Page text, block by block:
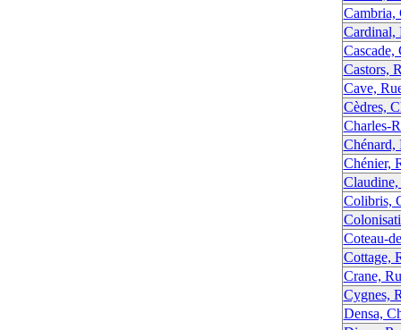
Cambria,
Cardinal,
Cascade,
Castors,
Cave,
Cèdres,
Charles-
Chénard,
Chénier,
Claudine,
Colibris,
Coteau-
Cottage,
Crane,
Cygnes,
Densa,